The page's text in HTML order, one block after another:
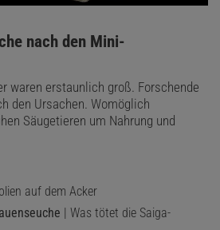
nach den Mini-
waren erstaunlich groß. Forschende
den Ursachen. Womöglich
Säugetieren um Nahrung und
auf dem Acker
| Was tötet die Saiga-